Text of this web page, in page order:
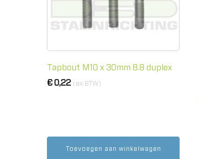
Tapbout M10 x 30mm 8.8 duplex
€0,22 (ex BTW)
Toevoegen aan winkelwagen